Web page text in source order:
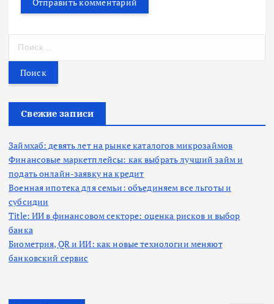
т
Свежие записи
Займхаб: девять лет на рынке каталогов микрозаймов
Финансовые маркетплейсы: как выбрать лучший займ и
подать онлайн-заявку на кредит
Военная ипотека для семьи: объединяем все льготы и
субсидии
Title: ИИ в финансовом секторе: оценка рисков и выбор
банка
Биометрия, QR и ИИ: как новые технологии меняют
банковский сервис